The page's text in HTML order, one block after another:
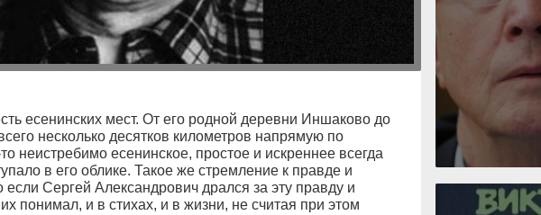
есенинских мест. От его родной деревни Иншаково до
несколько десятков километров напрямую по
неистребимо есенинское, простое и искреннее всегда
в его облике. Такое же стремление к правде и
если Сергей Александрович дрался за эту правду и
понимал, и в стихах, и в жизни, не считая при этом